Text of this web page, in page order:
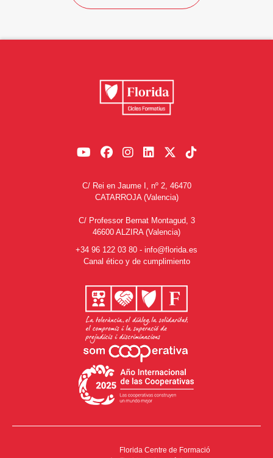
C/ Rei en Jaume I, nº 2, 46470
CATARROJA (Valencia)
C/ Professor Bernat Montagud, 3
46600 ALZIRA (Valencia)
+34 96 122 03 80 - info@florida.es
Canal ético y de cumplimiento
Florida Centre de Formació